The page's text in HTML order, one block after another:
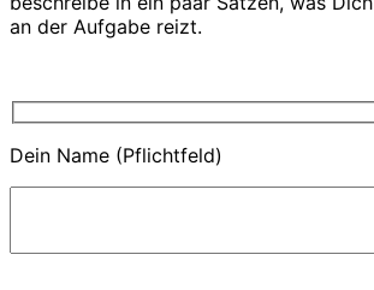
an der Aufgabe reizt.
Dein Name (Pflichtfeld)